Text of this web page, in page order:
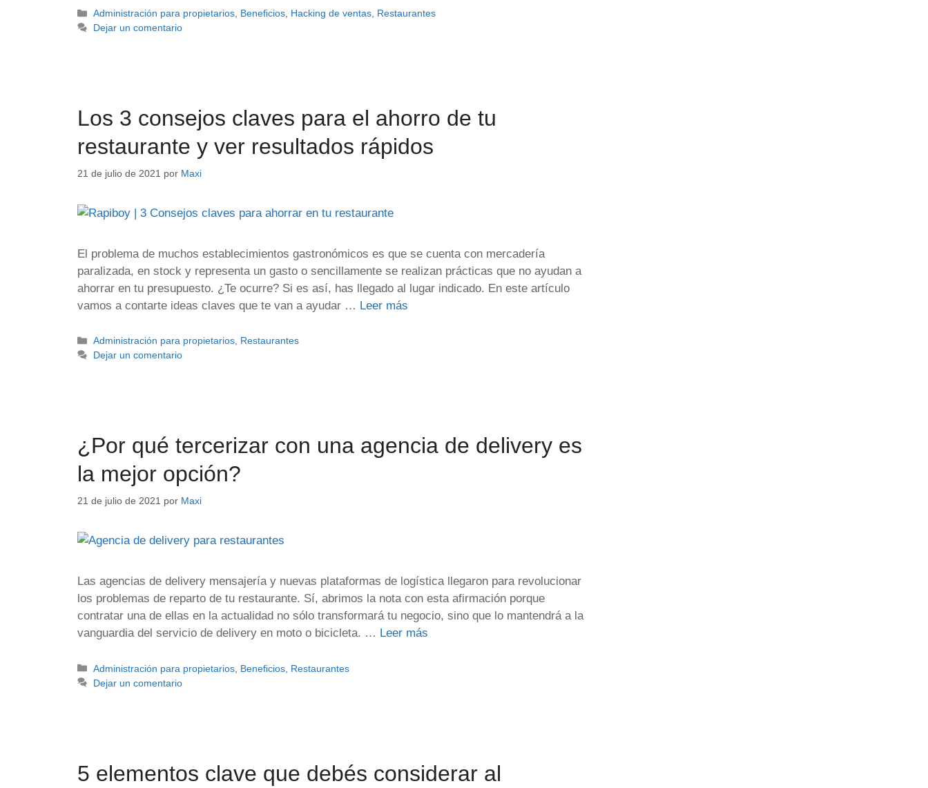
Administración para propietarios, Beneficios, Hacking de ventas, Restaurantes
Dejar un comentario
Los 3 consejos claves para el ahorro de tu
restaurante y ver resultados rápidos
21 de julio de 2021 por Maxi
El problema de muchos establecimientos gastronómicos es que se cuenta con mercadería
paralizada, en stock y representa un gasto o sencillamente se realizan prácticas que no ayudan a
ahorrar en tu presupuesto. ¿Te ocurre? Si es así, has llegado al lugar indicado. En este artículo
vamos a contarte ideas claves que te van a ayudar … Leer más
Administración para propietarios, Restaurantes
Dejar un comentario
¿Por qué tercerizar con una agencia de delivery es
la mejor opción?
21 de julio de 2021 por Maxi
Las agencias de delivery mensajería y nuevas plataformas de logística llegaron para revolucionar
los problemas de reparto de tu restaurante. Sí, abrimos la nota con esta afirmación porque
contratar una de ellas en la actualidad no sólo transformará tu negocio, sino que lo mantendrá a la
vanguardia del servicio de delivery en moto o bicicleta. … Leer más
Administración para propietarios Beneficios Restaurantes
Dejar un comentario
5 elementos clave que debés considerar al